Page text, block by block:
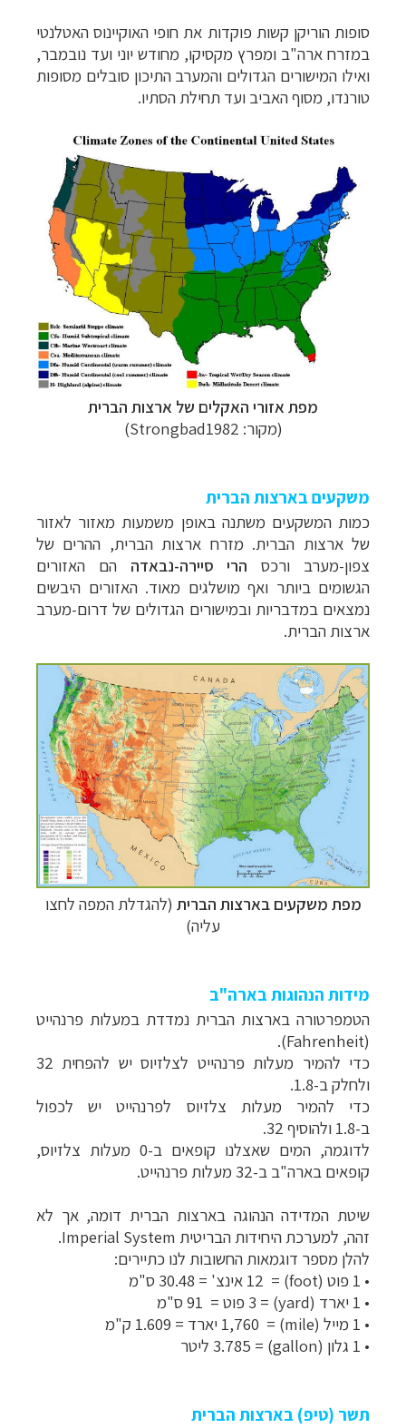
סופות הוריקן קשות פוקדות את חופי האוקיינוס האטלנטי
במזרח ארה"ב ומפרץ מקסיקו, מחודש יוני ועד נובמבר,
ואילו המישורים הגדולים והמערב התיכון סובלים מסופות
טורנדו, מסוף האביב ועד תחילת הסתיו.
מפת אזורי האקלים של ארצות הברית
(מקור: Strongbad1982)
משקעים בארצות הברית
כמות המשקעים משתנה באופן משמעות מאזור לאזור
של ארצות הברית. מזרח ארצות הברית, ההרים של
צפון-מערב ורכס הרי סיירה-נבאדה הם האזורים
הגשומים ביותר ואף מושלגים מאוד. האזורים היבשים
נמצאים במדבריות ובמישורים הגדולים של דרום-מערב
ארצות הברית.
מפת משקעים בארצות הברית (להגדלת המפה לחצו
עליה)
מידות הנהוגות בארה"ב
הטמפרטורה בארצות הברית נמדדת במעלות פרנהייט
(
Fahrenheit
).
כדי להמיר מעלות פרנהייט לצלזיוס יש
להפחית 32
ולחלק ב-1.8
.
כדי להמיר מעלות צלזיוס לפרנהייט יש לכפול
ב-1.8 ולהוסיף 32.
לדוגמה, המים שאצלנו קופאים ב-0 מעלות צלזיוס,
קופאים בארה"ב ב-32 מעלות פרנהייט.
שיטת המדידה הנהוגה בארצות הברית דומה, אך לא
זהה, למערכת היחידות הבריטית Imperial System
.
להלן מספר דוגמאות החשובות לנו כתיירים:
• 1 פוט ( foot
) =
• 1 יארד ( yard
) = 3 פוט =
• 1 מייל ( mile
) =
• 1 גלון ( gallon) = 3.785 ליטר
תשר (טיפ) בארצות הברית